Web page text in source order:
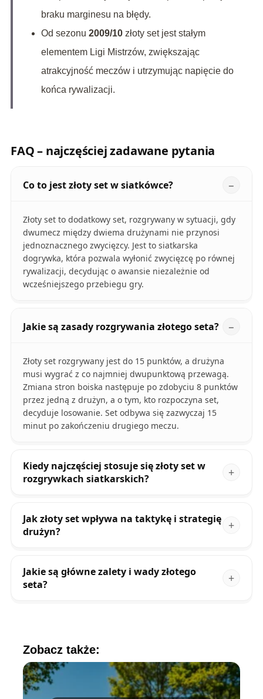
braku marginesu na błędy.
Od sezonu 2009/10złoty set jest stałym
elementem Ligi Mistrzów, zwiększając
atrakcyjność meczów i utrzymując napięcie do
końca rywalizacji.
FAQ – najczęściej zadawane pytania
Co to jest złoty set w siatkówce?
Złoty set to dodatkowy set, rozgrywany w sytuacji, gdy
dwumecz między dwiema drużynami nie przynosi
jednoznacznego zwycięzcy. Jest to siatkarska
dogrywka, która pozwala wyłonić zwycięzcę po równej
rywalizacji, decydując o awansie niezależnie od
wcześniejszego przebiegu gry.
Jakie są zasady rozgrywania złotego seta?
Złoty set rozgrywany jest do 15 punktów, a drużyna
musi wygrać z co najmniej dwupunktową przewagą.
Zmiana stron boiska następuje po zdobyciu 8 punktów
przez jedną z drużyn, a o tym, kto rozpoczyna set,
decyduje losowanie. Set odbywa się zazwyczaj 15
minut po zakończeniu drugiego meczu.
Kiedy najczęściej stosuje się złoty set w
rozgrywkach siatkarskich?
Jak złoty set wpływa na taktykę i strategię
drużyn?
Jakie są główne zalety i wady złotego
seta?
Zobacz także: